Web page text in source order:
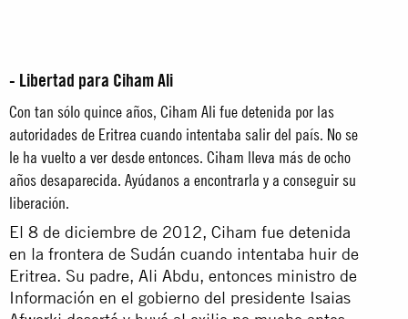
- Libertad para Ciham Ali
Con tan sólo quince años, Ciham Ali fue detenida por las
autoridades de Eritrea cuando intentaba salir del país. No se
le ha vuelto a ver desde entonces. Ciham lleva más de ocho
años desaparecida. Ayúdanos a encontrarla y a conseguir su
liberación.
El 8 de diciembre de 2012, Ciham fue detenida
en la frontera de Sudán cuando intentaba huir de
Eritrea. Su padre, Ali Abdu, entonces ministro de
Información en el gobierno del presidente Isaias